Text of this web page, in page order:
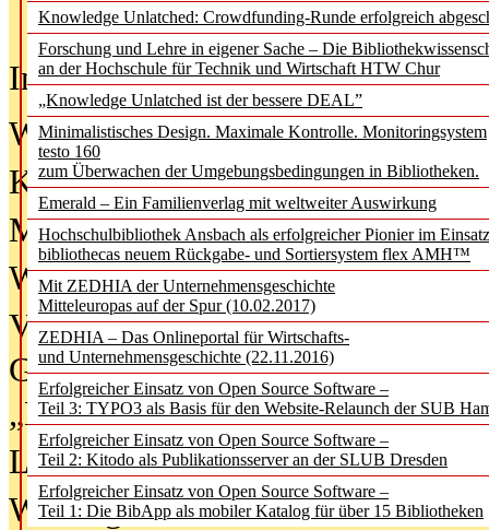
Knowledge Unlatched: Crowdfunding-Runde erfolgreich
Forschung und Lehre in eigener Sache – Die
an der Hochschule für Technik und Wirtschaft HTW Chur
„Knowledge Unlatched ist der bessere DEAL”
Minimalistisches Design. Maximale Kontrolle. Monitoringsystem
testo 160
zum Überwachen der Umgebungsbedingungen in Bibliotheken.
Emerald – Ein Familienverlag mit weltweiter Auswirkung
Hochschulbibliothek Ansbach als erfolgreicher Pionier im
bibliothecas neuem Rückgabe- und Sortiersystem flex AMH™
Mit ZEDHIA der Unternehmensgeschichte
Mitteleuropas auf der Spur (10.02.2017)
ZEDHIA – Das Onlineportal für Wirtschafts-
und Unternehmensgeschichte (22.11.2016)
Erfolgreicher Einsatz von Open Source Software –
Teil 3: TYPO3 als Basis für den Website-Relaunch der SUB
Erfolgreicher Einsatz von Open Source Software –
Teil 2: Kitodo als Publikationsserver an der SLUB Dresden
Erfolgreicher Einsatz von Open Source Software –
Teil 1: Die BibApp als mobiler Katalog für über 15 Bibliotheken
In der Ausgabe06/2026(August
Was Hochschul­bibliotheken von
Kinder in der digitalen Welt
Metadaten als Infrastruktur
Wenn Bots katalogisieren
Von Abschlusskleidern bis
Geisterjagd-Ausrüstung in der
„Library of Things“ unterwegs
Lesen als Infrastrukturaufgabe
Wie Jugendliche Social Media